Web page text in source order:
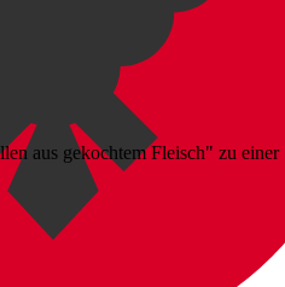
aus gekochtem Fleisch" zu einer